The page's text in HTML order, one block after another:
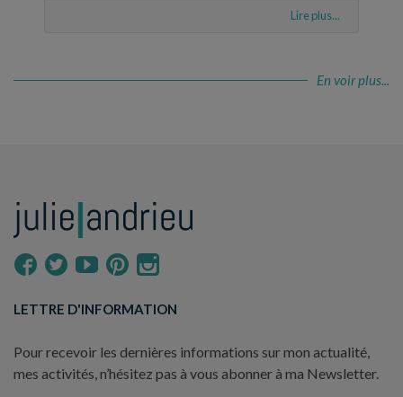
Lire plus...
En voir plus...
LETTRE D'INFORMATION
Pour recevoir les dernières informations sur mon actualité,
mes activités, n’hésitez pas à vous abonner à ma Newsletter.